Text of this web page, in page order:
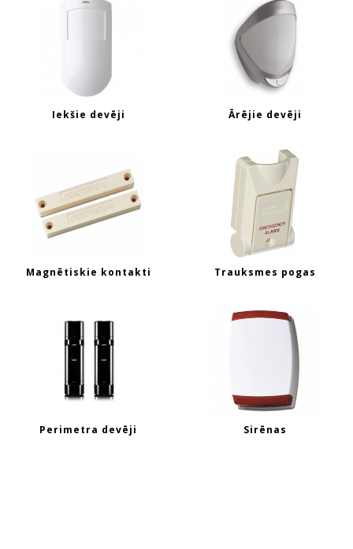
Iekšie devēji Ārējie devēji
Magnētiskie kontakti Trauksmes pogas
Perimetra devēji Sirēnas